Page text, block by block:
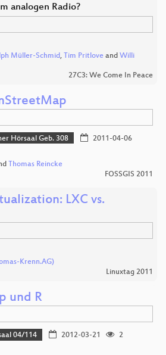
analogen Radio?
Müller-Schmid, Tim Pritlove and Willi
27C3: We Come In Peace
Hörsaal Geb. 308
2011-04-06
Thomas Reincke
FOSSGIS 2011
LXC vs.
Krenn.AG)
Linuxtag 2011
und R
04/114 2012-03-21
2